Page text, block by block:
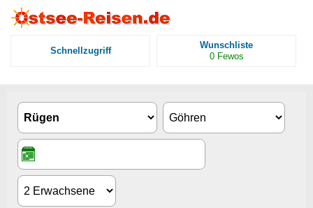
Schnellzugriff
Wunschliste
0 Fewos